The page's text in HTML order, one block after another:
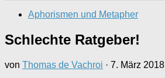
Aphorismen und Metapher
Schlechte Ratgeber!
von Thomas de Vachroi · 7. März 2018